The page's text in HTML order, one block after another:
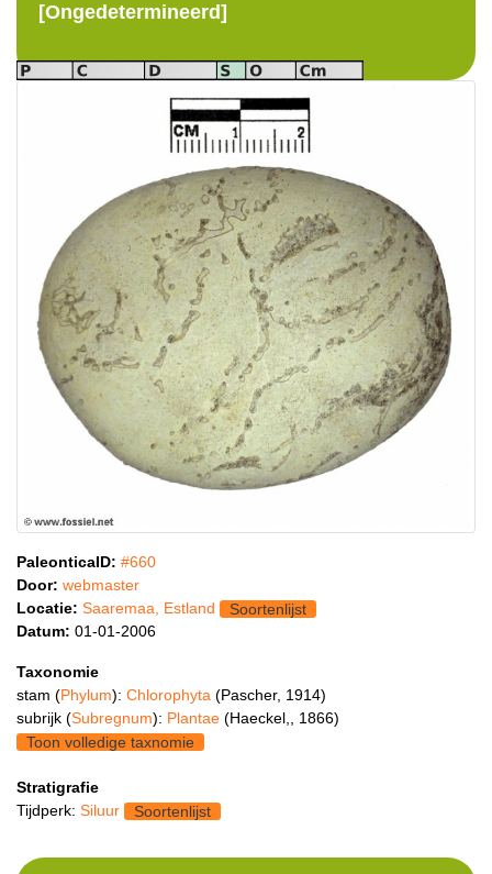
[Ongedetermineerd]
PaleonticaID: #660
Door: webmaster
Locatie: Saaremaa, Estland
Soortenlijst
Datum: 01-01-2006
Taxonomie
stam (Phylum): Chlorophyta (Pascher, 1914)
subrijk (Subregnum): Plantae (Haeckel,, 1866)
Toon volledige taxnomie
Stratigrafie
Tijdperk: Siluur Soortenlijst